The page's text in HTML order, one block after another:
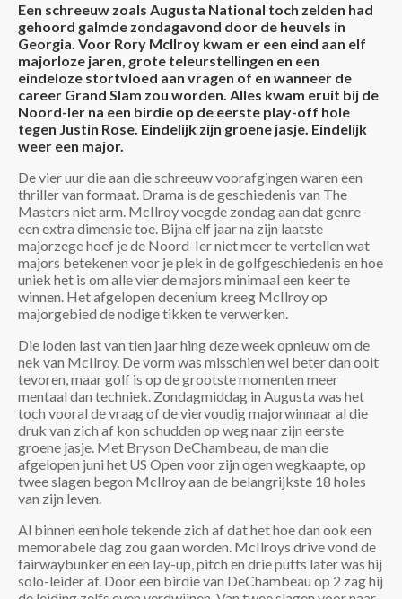
Een schreeuw zoals Augusta National toch zelden had
gehoord galmde zondagavond door de heuvels in
Georgia. Voor Rory McIlroy kwam er een eind aan elf
majorloze jaren, grote teleurstellingen en een
eindeloze stortvloed aan vragen of en wanneer de
career Grand Slam zou worden. Alles kwam eruit bij de
Noord-Ier na een birdie op de eerste play-off hole
tegen Justin Rose. Eindelijk zijn groene jasje. Eindelijk
weer een major.
De vier uur die aan die schreeuw voorafgingen waren een
thriller van formaat. Drama is de geschiedenis van The
Masters niet arm. McIlroy voegde zondag aan dat genre
een extra dimensie toe. Bijna elf jaar na zijn laatste
majorzege hoef je de Noord-Ier niet meer te vertellen wat
majors betekenen voor je plek in de golfgeschiedenis en hoe
uniek het is om alle vier de majors minimaal een keer te
winnen. Het afgelopen decenium kreeg McIlroy op
majorgebied de nodige tikken te verwerken.
Die loden last van tien jaar hing deze week opnieuw om de
nek van McIlroy. De vorm was misschien wel beter dan ooit
tevoren, maar golf is op de grootste momenten meer
mentaal dan techniek. Zondagmiddag in Augusta was het
toch vooral de vraag of de viervoudig majorwinnaar al die
druk van zich af kon schudden op weg naar zijn eerste
groene jasje. Met Bryson DeChambeau, de man die
afgelopen juni het US Open voor zijn ogen wegkaapte, op
twee slagen begon McIlroy aan de belangrijkste 18 holes
van zijn leven.
Al binnen een hole tekende zich af dat het hoe dan ook een
memorabele dag zou gaan worden. McIlroys drive vond de
fairwaybunker en een lay-up, pitch en drie putts later was hij
solo-leider af. Door een birdie van DeChambeau op 2 zag hij